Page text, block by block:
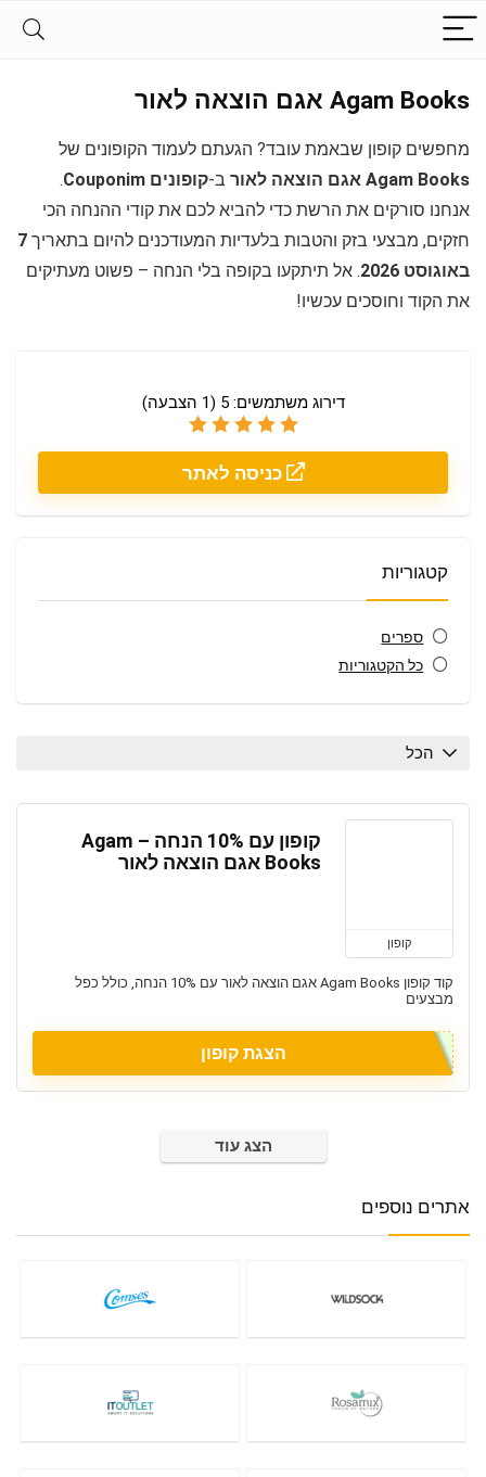
Agam Books אגם הוצאה לאור
מחפשים קופון שבאמת עובד? הגעתם לעמוד הקופונים של
Agam Books אגם הוצאה לאור
ב-קופונים Couponim
.
אנחנו סורקים את הרשת כדי להביא לכם את קודי ההנחה הכי
חזקים, מבצעי בזק והטבות בלעדיות המעודכנים להיום בתאריך 7
באוגוסט 2026
. אל תיתקעו בקופה בלי הנחה – פשוט מעתיקים
את הקוד וחוסכים עכשיו!
דירוג משתמשים:5
(
1 הצבעה)
כניסה לאתר
קטגוריות
ספרים
כל הקטגוריות
הכל
קופון
קופון עם 10% הנחה – Agam
Books אגם הוצאה לאור
קוד קופון Agam Books אגם הוצאה לאור עם 10% הנחה, כולל כפל
מבצעים
הצגת קופון
הצג עוד
אתרים נוספים